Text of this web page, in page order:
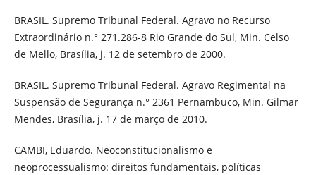
BRASIL. Supremo Tribunal Federal. Agravo no Recurso
Extraordinário n.° 271.286-8 Rio Grande do Sul, Min. Celso
de Mello, Brasília, j. 12 de setembro de 2000.
BRASIL. Supremo Tribunal Federal. Agravo Regimental na
Suspensão de Segurança n.° 2361 Pernambuco, Min. Gilmar
Mendes, Brasília, j. 17 de março de 2010.
CAMBI, Eduardo. Neoconstitucionalismo e
neoprocessualismo: direitos fundamentais, políticas